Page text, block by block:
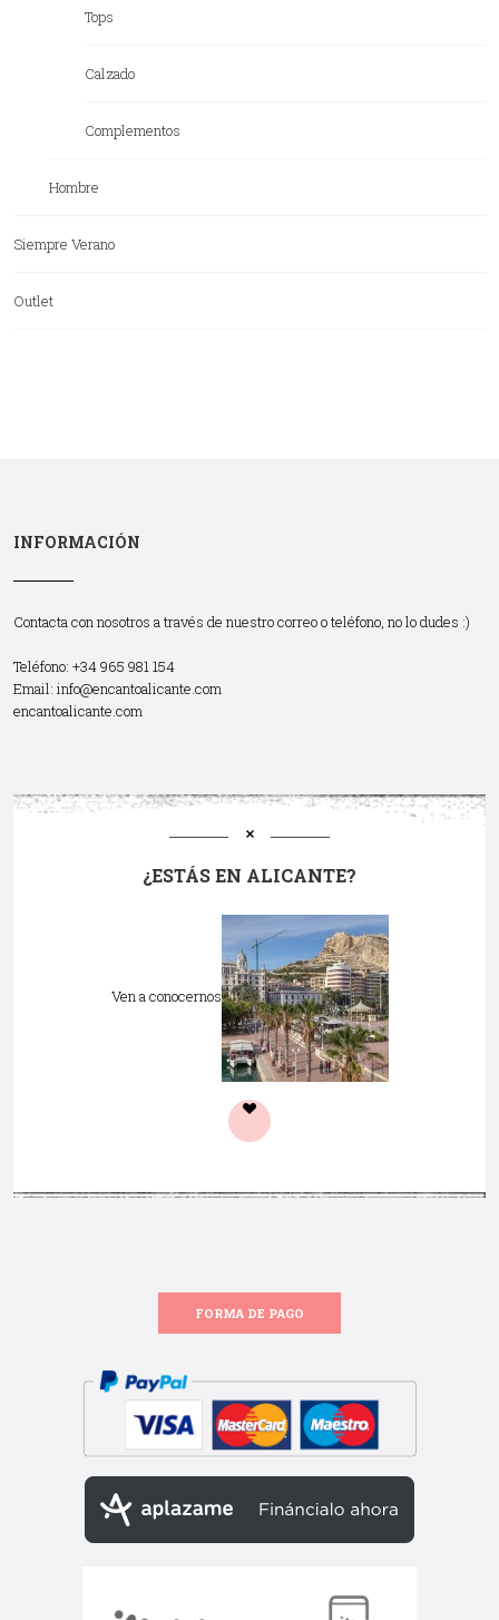
Tops
Calzado
Complementos
Hombre
Siempre Verano
Outlet
INFORMACIÓN
Contacta con nosotros a través de nuestro correo o teléfono, no lo dudes :)
Teléfono: +34 965 981 154
Email: info@encantoalicante.com
encantoalicante.com
¿ESTÁS EN ALICANTE?
Ven a conocernos
FORMA DE PAGO